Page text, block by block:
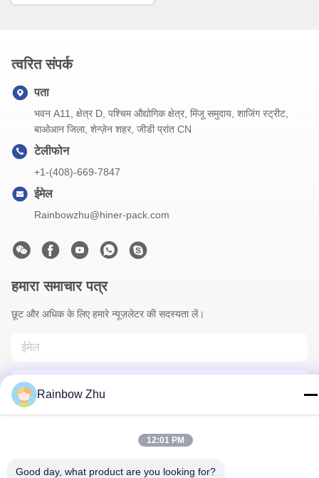
त्वरित संपर्क
पता
भवन A11, क्षेत्र D, पश्चिम औद्योगिक क्षेत्र, मिंजू समुदाय, शाजिंग स्ट्रीट,
बाओआन जिला, शेन्ज़ेन शहर, जीडी प्रांत CN
टेलीफोन
+1-(408)-669-7847
ईमेल
Rainbowzhu@hiner-pack.com
हमारा समाचार पत्र
छूट और अधिक के लिए हमारे न्यूज़लेटर की सदस्यता लें।
हमसे संपर्क करें
Rainbow Zhu
12:01 PM
Good day, what product are you looking for?